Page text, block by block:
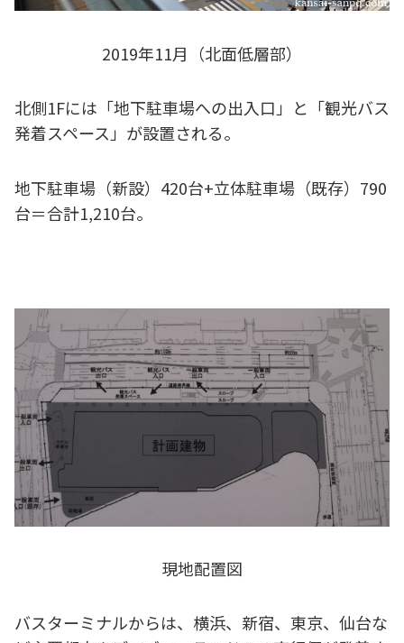
2019年11月（北面低層部）
北側1Fには「地下駐車場への出入口」と「観光バス
発着スペース」が設置される。
地下駐車場（新設）420台+立体駐車場（既存）790
台＝合計1,210台。
現地配置図
バスターミナルからは、横浜、新宿、東京、仙台な